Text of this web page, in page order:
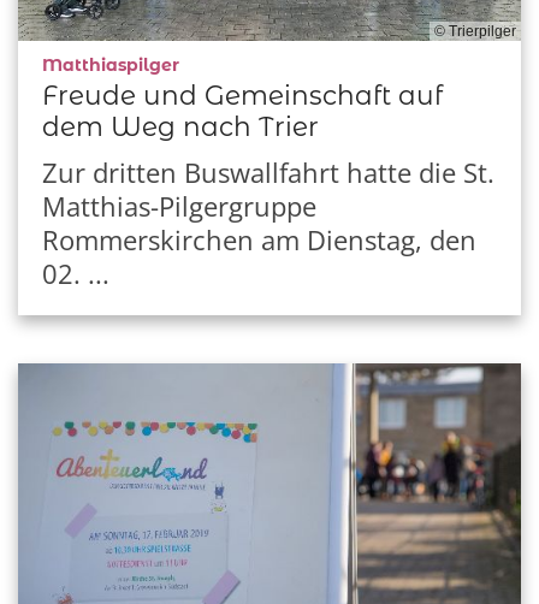
© Trierpilger
Matthiaspilger:
Freude und Gemeinschaft auf
dem Weg nach Trier
Zur dritten Buswallfahrt hatte die St.
Matthias-Pilgergruppe
Rommerskirchen am Dienstag, den
02. ...